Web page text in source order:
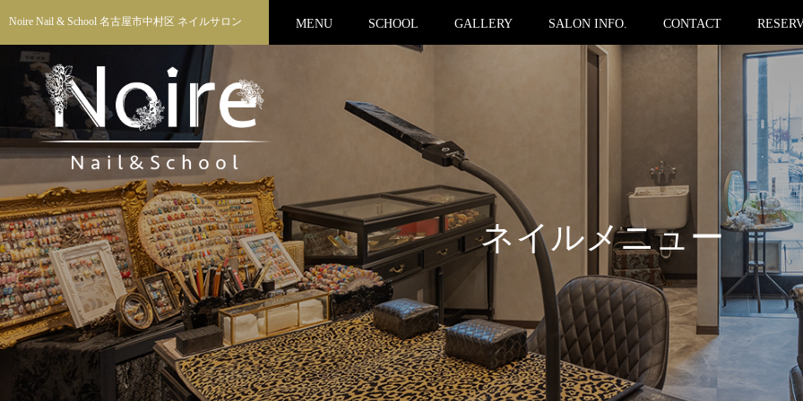
Noire Nail & School 名古屋市中村区 ネイルサロン MENU SCHOOL GALLERY SALON INFO. CONTACT
ネイルメニュー